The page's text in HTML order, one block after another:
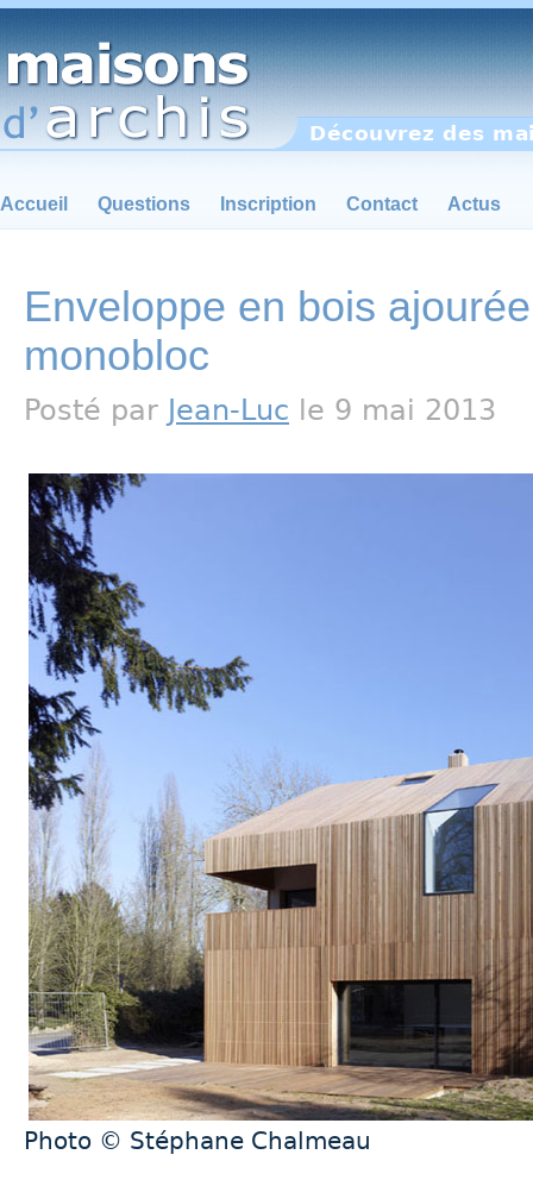
Découvrez des
Accueil Questions Inscription Contact Actus
Enveloppe en bois
monobloc
Posté par Jean-Luc le 9 mai 2013
Photo © Stéphane Chalmeau